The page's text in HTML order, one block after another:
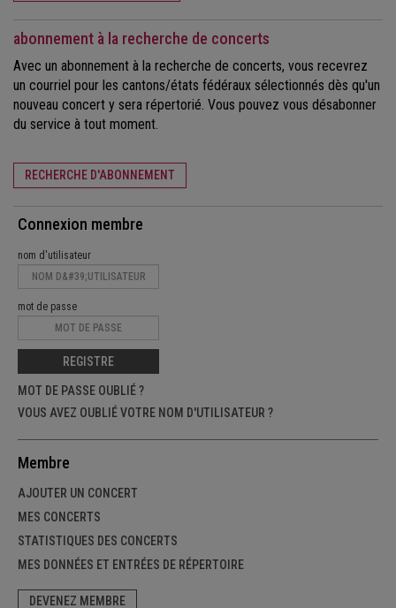
abonnement à la recherche de concerts
Avec un abonnement à la recherche de concerts, vous recevrez
un courriel pour les cantons/états fédéraux sélectionnés dès qu'un
nouveau concert y sera répertorié. Vous pouvez vous désabonner
du service à tout moment.
RECHERCHE D'ABONNEMENT
Connexion membre
nom d'utilisateur
mot de passe
REGISTRE
MOT DE PASSE OUBLIÉ ?
VOUS AVEZ OUBLIÉ VOTRE NOM D'UTILISATEUR ?
Membre
AJOUTER UN CONCERT
MES CONCERTS
STATISTIQUES DES CONCERTS
MES DONNÉES ET ENTRÉES DE RÉPERTOIRE
DEVENEZ MEMBRE